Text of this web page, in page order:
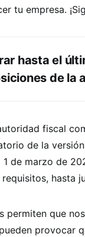
tu empresa.
hasta el
de la
fiscal
de la
de marzo de
hasta
permiten que
provocar